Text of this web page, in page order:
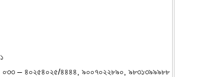
: ০৩৩ – ৪০২৫৪০২৫/৪৪৪৪, ৯০০৭০২২৮৯০, ৯৮৩১৩৯৯৯৮৮